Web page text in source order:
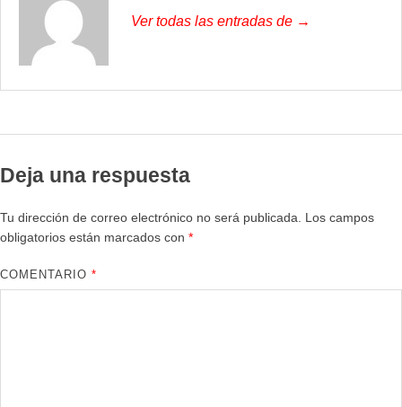
Ver todas las entradas de →
Deja una respuesta
Tu dirección de correo electrónico no será publicada.
Los campos
obligatorios están marcados con *
COMENTARIO*